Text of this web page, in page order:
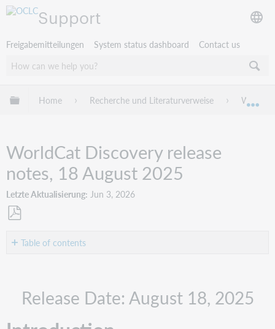
Support
Freigabemitteilungen System status dashboard Contact us
Globale Hierarchie expandieren/verbergen
Home Recherche und Literaturverweise
WorldCat Discovery release
notes, 18 August 2025
Letzte Aktualisierung Jun 3, 2026
PDFTable of contents
and enhancements
Configuration’s
Release Date: August 18, 2025